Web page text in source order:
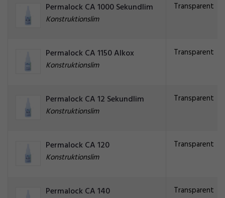
Permalock CA 1000 Sekundlim
Konstruktionslim
Transparent
Permalock CA 1150 Alkox
Konstruktionslim
Transparent
Permalock CA 12 Sekundlim
Konstruktionslim
Transparent
Permalock CA 120
Konstruktionslim
Transparent
Permalock CA 140 Transparent